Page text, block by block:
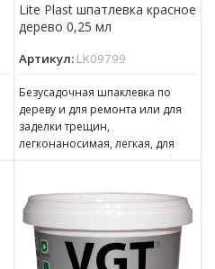
Lite Plast шпатлевка красное
дерево 0,25 мл
Артикул: LK09799
Безусадочная шпаклевка по
дереву и для ремонта или для
заделки трещин,
легконаносимая, легкая, для
наружных и внутренних работ.